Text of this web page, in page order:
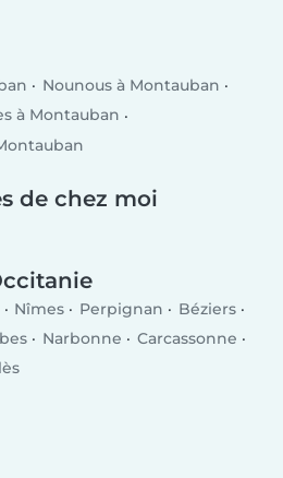
Nounous à Montauban
à Montauban
de chez moi
Nîmes Perpignan
Béziers
Narbonne
Carcassonne